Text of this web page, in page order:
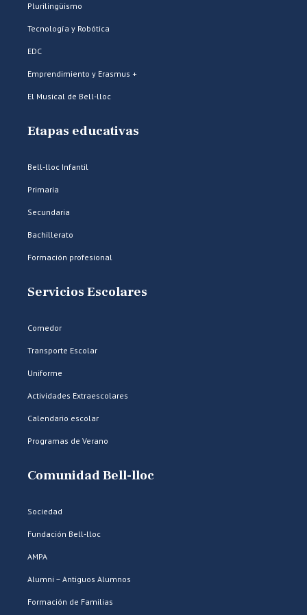
Plurilingüismo
Tecnología y Robótica
EDC
Emprendimiento y Erasmus +
El Musical de Bell-lloc
Etapas educativas
Bell-lloc Infantil
Primaria
Secundaria
Bachillerato
Formación profesional
Servicios Escolares
Comedor
Transporte Escolar
Uniforme
Actividades Extraescolares
Calendario escolar
Programas de Verano
Comunidad Bell-lloc
Sociedad
Fundación Bell-lloc
AMPA
Alumni – Antiguos Alumnos
Formación de Familias